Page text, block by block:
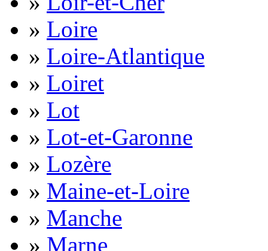
» Loire
» Loire-Atlantique
» Loiret
» Lot
» Lot-et-Garonne
» Lozère
» Maine-et-Loire
» Manche
» Marne